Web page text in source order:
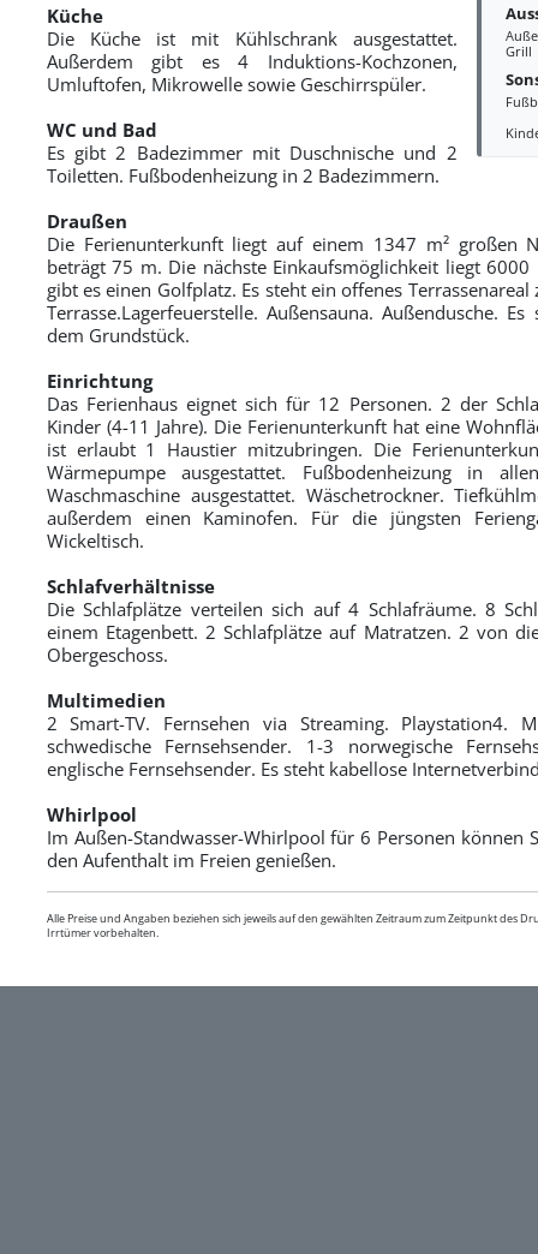
Grill
Küche
Die Küche ist mit Kühlschrank ausgestattet.
Außerdem gibt es 4 Induktions-Kochzonen,
Umluftofen, Mikrowelle sowie Geschirrspüler.
WC und Bad
Es gibt 2 Badezimmer mit Duschnische und 2
Toiletten. Fußbodenheizung in 2 Badezimmern.
Draußen
Die Ferienunterkunft liegt auf einem 1347 m² großen
beträgt 75 m. Die nächste Einkaufsmöglichkeit liegt
gibt es einen Golfplatz. Es steht ein offenes
Terrasse.Lagerfeuerstelle. Außensauna. Außendusche.
dem Grundstück.
Einrichtung
Das Ferienhaus eignet sich für 12 Personen. 2 der
Kinder (4-11 Jahre). Die Ferienunterkunft hat eine
ist erlaubt 1 Haustier mitzubringen. Die
Wärmepumpe ausgestattet. Fußbodenheizung in
Waschmaschine ausgestattet. Wäschetrockner.
außerdem einen Kaminofen. Für die jüngsten
Wickeltisch.
Schlafverhältnisse
Die Schlafplätze verteilen sich auf 4 Schlafräume. 8
einem Etagenbett. 2 Schlafplätze auf Matratzen. 2 von
Obergeschoss.
Multimedien
2 Smart-TV. Fernsehen via Streaming. Playstation4.
schwedische Fernsehsender. 1-3 norwegische
englische Fernsehsender. Es steht kabellose
Whirlpool
Im Außen-Standwasser-Whirlpool für 6 Personen können
den Aufenthalt im Freien genießen.
Alle Preise und Angaben beziehen sich jeweils auf den gewählten Zeitraum zum Zeitpunkt des
Irrtümer vorbehalten.